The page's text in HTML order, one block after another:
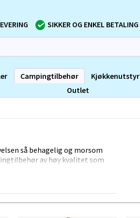
SIKKER OG ENKEL BETALING
Campingtilbehør Kjøkkenutstyr
Outlet
så behagelig og morsom
av høy kvalitet som
campingtoaletter og lykter.